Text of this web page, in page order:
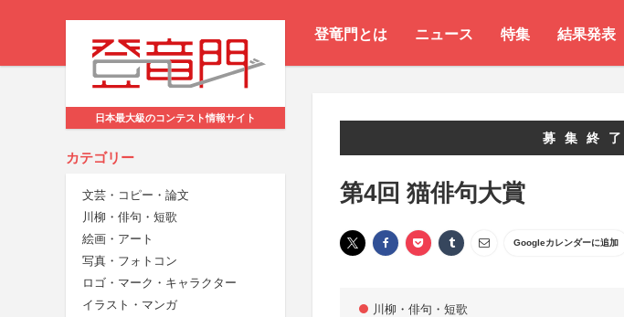
登竜門とは ニュース 特集 結果発表
日本最大級のコンテスト情報サイト
カテゴリー
文芸・コピー・論文
川柳・俳句・短歌
絵画・アート
写真・フォトコン
ロゴ・マーク・キャラクター
イラスト・マンガ
募集終了
第4回 猫俳句大賞
Googleカレンダーに追加
川柳・俳句・短歌